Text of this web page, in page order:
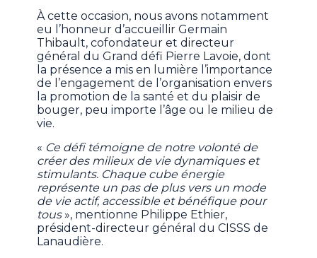
À cette occasion, nous avons notamment
eu l’honneur d’accueillir Germain
Thibault, cofondateur et directeur
général du Grand défi Pierre Lavoie, dont
la présence a mis en lumière l’importance
de l’engagement de l’organisation envers
la promotion de la santé et du plaisir de
bouger, peu importe l’âge ou le milieu de
vie.
« Ce défi témoigne de notre volonté de
créer des milieux de vie dynamiques et
stimulants. Chaque cube énergie
représente un pas de plus vers un mode
de vie actif, accessible et bénéfique pour
tous», mentionne Philippe Ethier,
président-directeur général du CISSS de
Lanaudière.